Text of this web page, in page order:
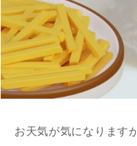
お天気が気になります